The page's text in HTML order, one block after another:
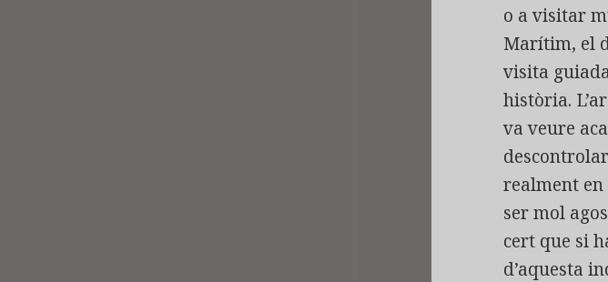
o a visitar
Marítim, el
visita
història.
va veure
realment
ser mol
cert que si
d’aquesta